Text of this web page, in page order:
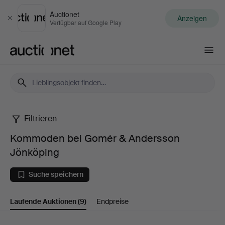
Schließen
Auctionet
Verfügbar auf Google Play Anzeigen
Kommoden
bei
Gomér
Filtrieren
Kommoden bei Gomér & Andersson
Jönköping
Suche speichern
Laufende Auktionen(9) Endpreise